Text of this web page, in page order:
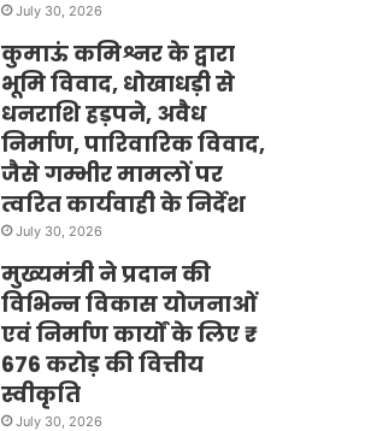
July 30, 2026
कुमाऊं कमिश्नर के द्वारा
भूमि विवाद, धोखाधड़ी से
धनराशि हड़पने, अवैध
निर्माण, पारिवारिक विवाद,
जैसे गम्भीर मामलों पर
त्वरित कार्यवाही के निर्देश
July 30, 2026
मुख्यमंत्री ने प्रदान की
विभिन्न विकास योजनाओं
एवं निर्माण कार्यों के लिए ₹
676 करोड़ की वित्तीय
स्वीकृति
July 30, 2026